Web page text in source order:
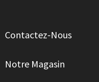
Contactez-Nous
Notre Magasin